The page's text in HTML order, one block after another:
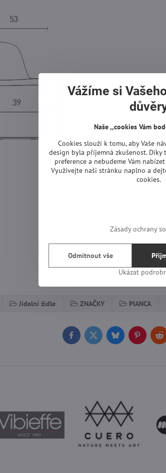
Jídelní židle ZNAČKY PIANCA
FacebookTwitterBluesky
Vážíme si
Naše ,,cookies Vám
Cookies slouží k tomu, aby Vaše
design byla příjemná zkušenost. Díky
preference a nebudeme Vám
Využívejte naši stránku naplno a
cookies.
Zásady ochrany
Ukázat
Odmítnout vše